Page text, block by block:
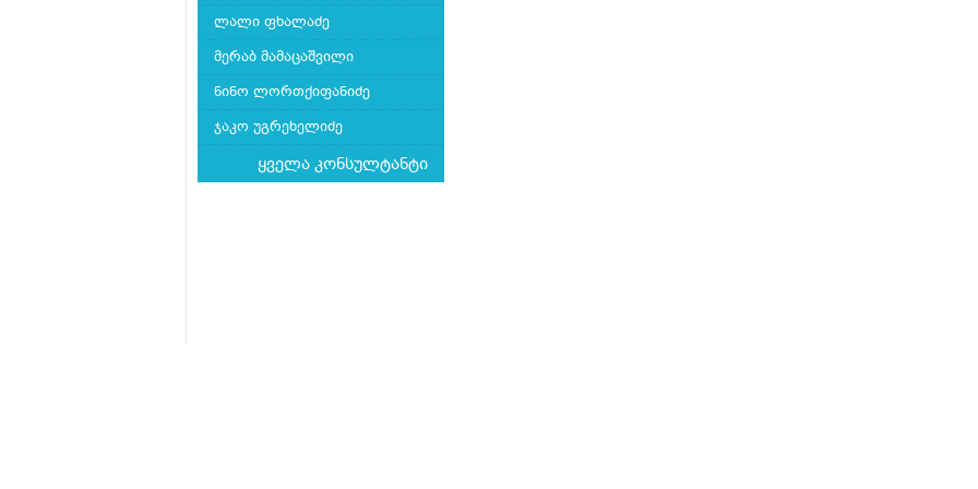
ლალი ფხალაძე
მერაბ მამაცაშვილი
ნინო ლორთქიფანიძე
ჯაკო უგრეხელიძე
ყველა კონსულტანტი